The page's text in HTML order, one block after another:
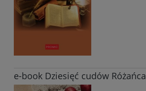
e-book Dziesięć cudów Różańca